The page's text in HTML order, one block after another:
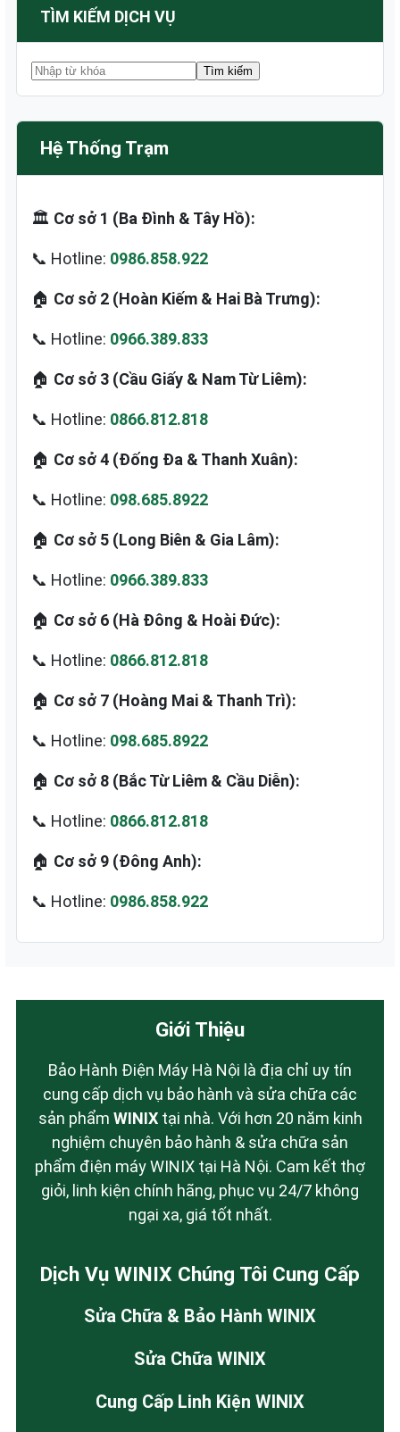
TÌM KIẾM DỊCH VỤ
Hệ Thống Trạm
🏛️ Cơ sở 1 (Ba Đình & Tây Hồ):
📞 Hotline: 0986.858.922
🏠 Cơ sở 2 (Hoàn Kiếm & Hai Bà Trưng):
📞 Hotline: 0966.389.833
🏠 Cơ sở 3 (Cầu Giấy & Nam Từ Liêm):
📞 Hotline: 0866.812.818
🏠 Cơ sở 4 (Đống Đa & Thanh Xuân):
📞 Hotline: 098.685.8922
🏠 Cơ sở 5 (Long Biên & Gia Lâm):
📞 Hotline: 0966.389.833
🏠 Cơ sở 6 (Hà Đông & Hoài Đức):
📞 Hotline: 0866.812.818
🏠 Cơ sở 7 (Hoàng Mai & Thanh Trì):
📞 Hotline: 098.685.8922
🏠 Cơ sở 8 (Bắc Từ Liêm & Cầu Diễn):
📞 Hotline: 0866.812.818
🏠 Cơ sở 9 (Đông Anh):
📞 Hotline: 0986.858.922
Giới Thiệu
Bảo Hành Điện Máy Hà Nội là địa chỉ uy tín
cung cấp dịch vụ bảo hành và sửa chữa các
sản phẩm WINIXtại nhà. Với hơn 20 năm kinh
nghiệm chuyên bảo hành & sửa chữa sản
phẩm điện máy WINIX tại Hà Nội. Cam kết thợ
giỏi, linh kiện chính hãng, phục vụ 24/7 không
ngại xa, giá tốt nhất.
Dịch Vụ WINIX Chúng Tôi Cung Cấp
Sửa Chữa & Bảo Hành WINIX
Sửa Chữa WINIX
Cung Cấp Linh Kiện WINIX